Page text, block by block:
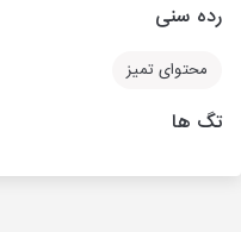
رده سنی
محتوای تمیز
تگ ها